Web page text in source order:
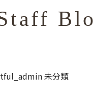
未分類